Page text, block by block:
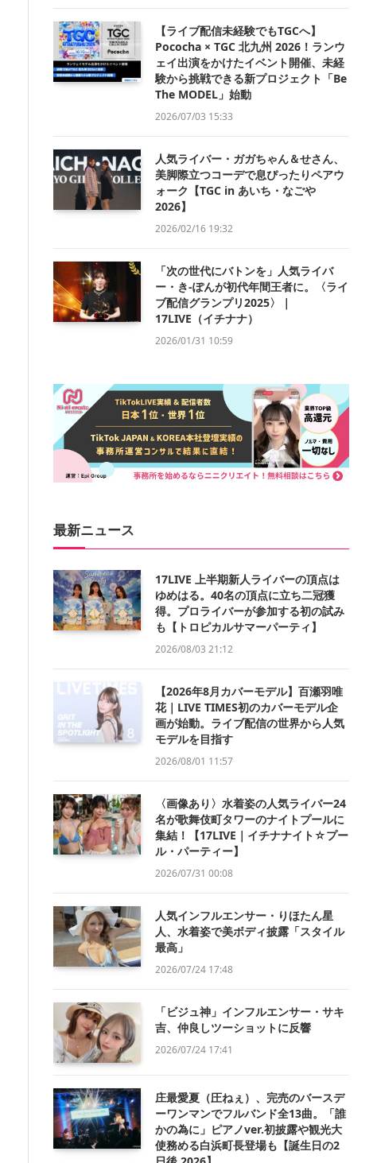
【ライブ配信未経験でもTGCへ】
Pococha × TGC 北九州 2026！ランウ
ェイ出演をかけたイベント開催、未経
験から挑戦できる新プロジェクト「Be
The MODEL」始動
2026/07/03 15:33
人気ライバー・ガガちゃん＆せさん、
美脚際立つコーデで息ぴったりペアウ
ォーク【TGC in あいち・なごや
2026】
2026/02/16 19:32
「次の世代にバトンを」人気ライバ
ー・き-ぽんが初代年間王者に。〈ライ
ブ配信グランプリ2025〉｜
17LIVE（イチナナ）
2026/01/31 10:59
最新ニュース
17LIVE 上半期新人ライバーの頂点は
ゆめはる。40名の頂点に立ち二冠獲
得。プロライバーが参加する初の試み
も【トロピカルサマーパーティ】
2026/08/03 21:12
【2026年8月カバーモデル】百瀬羽唯
花｜LIVE TIMES初のカバーモデル企
画が始動。ライブ配信の世界から人気
モデルを目指す
2026/08/01 11:57
〈画像あり〉水着姿の人気ライバー24
名が歌舞伎町タワーのナイトプールに
集結！【17LIVE｜イチナナイト☆プー
ル・パーティー】
2026/07/31 00:08
人気インフルエンサー・りほたん星
人、水着姿で美ボディ披露「スタイル
最高」
2026/07/24 17:48
「ビジュ神」インフルエンサー・サキ
吉、仲良しツーショットに反響
2026/07/24 17:41
庄最愛夏（圧ねぇ）、完売のバースデ
ーワンマンでフルバンド全13曲。「誰
かの為に」ピアノver.初披露や観光大
使務める白浜町長登場も【誕生日の2